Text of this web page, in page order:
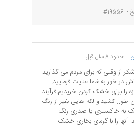
#19556
حدود 8 سال قبل
از وقتی که برای مردم می گذارید.
در خور به شما عنایت فرمایید.
را برای خشک کردن خریدیم.فرآیند
کشید و لکه هایی بغیر از رنگ
به خاکستری یا صدری رنگ
آنها را با گرمای بخاری خشک...